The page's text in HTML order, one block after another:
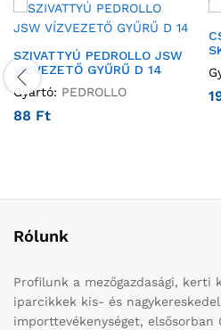
SZIVATTYÚ PEDROLLO JSW
VÍZVEZETŐ GYŰRŰ D 14
Gyártó: PEDROLLO
88 Ft
Rólunk
Profilunk a mezőgazdasági, kerti
iparcikkek kis- és
importtevékenységet, elsősorban